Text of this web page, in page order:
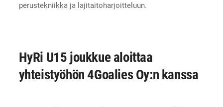
perustekniikka ja lajitaitoharjoitteluun.
HyRi U15 joukkue aloittaa
yhteistyöhön 4Goalies Oy:n kanssa